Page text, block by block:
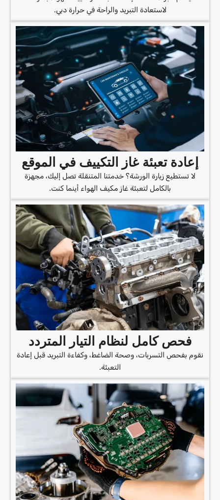
لاستعادة التبريد والراحة في حرارة دبي.
إعادة تعبئة غاز التكييف في الموقع
لا تستطيع زيارة الورشة؟ خدمتنا المتنقلة تصل إليك، مجهزة
بالكامل لتعبئة غاز مكيف الهواء أينما كنت.
فحص كامل لنظام التيار المتردد
نقوم بفحص التسربات، وصحة الضاغط، وكفاءة التبريد قبل إعادة
التعبئة.